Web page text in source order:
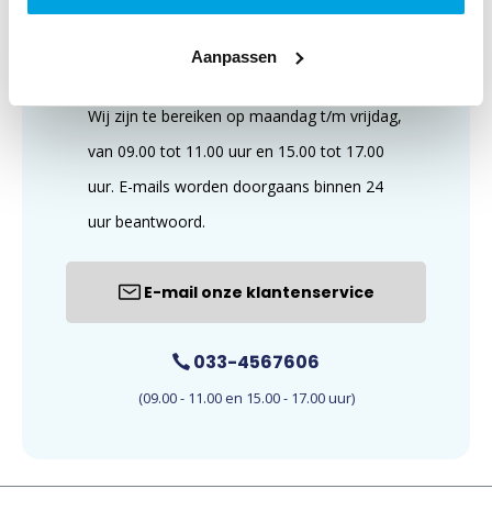
Aanpassen
Wij zijn te bereiken op maandag t/m vrijdag,
van 09.00 tot 11.00 uur en 15.00 tot 17.00
uur. E-mails worden doorgaans binnen 24
uur beantwoord.
E-mail onze klantenservice
033-4567606
(09.00 - 11.00 en 15.00 - 17.00 uur)